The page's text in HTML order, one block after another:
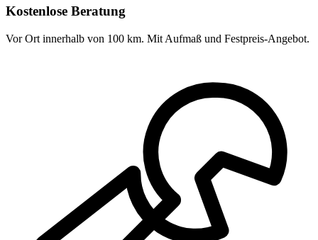
Kostenlose Beratung
Vor Ort innerhalb von 100 km. Mit Aufmaß und Festpreis-Angebot.